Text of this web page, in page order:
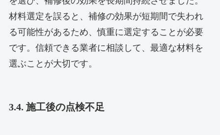
材料選定を誤ると、補修の効果が短期間で失われ
る可能性があるため、慎重に選定することが必要
です。信頼できる業者に相談して、最適な材料を
選ぶことが大切です。
3.4. 施工後の点検不足